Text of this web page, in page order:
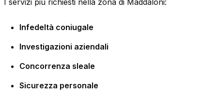
Infedeltà coniugale
Investigazioni aziendali
Concorrenza sleale
Sicurezza personale